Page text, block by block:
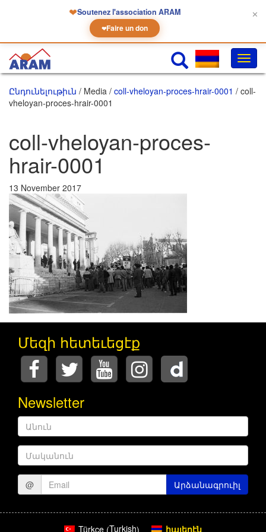
❤Soutenez l'association ARAM
❤Faire un don
✕
Ընդունելութիւն / Media / coll-vheloyan-proces-hrair-0001 / coll-
vheloyan-proces-hrair-0001
coll-vheloyan-proces-
hrair-0001
13 November 2017
Մեզի հետեւեցէք
Newsletter
Անուն
Մականուն
@ Արձանագրուիլ
Türkçe Turkish հայերէն